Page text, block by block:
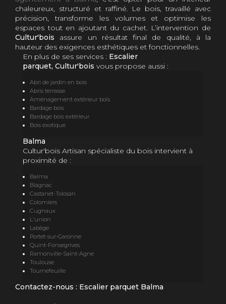
chaleureux, structuré et raffiné. Le bois, travaillé avec
précision, transforme les volumes et optimise les
espaces tout en ajoutant du cachet. L’intervention de
Cultur'bois assure un résultat final de qualité, à la
hauteur des exigences esthétiques et fonctionnelles.
En plus de ses services : Escalier
parquet, Cultur'bois vous propose aussi :
Abri de jardin en bois
Abris terrasse
Aménagement extérieur bois
Bardage bois
Bardage bois extérieur
Bois exotique
Balma
Cultur'bois Artisan spécialiste du bois intervient à
proximité de :
Balma
Blagnac
Castanet-Tolosan
Colomiers
Cugnaux
L'union
Labège
Portet-sur-Garonne
Quint-Fonsegrives
Ramonville-Saint-Agne
Toulouse
Tournefeuille
Contactez-nous : Escalier parquet Balma